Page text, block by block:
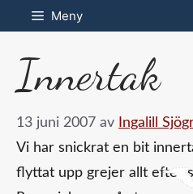
Hoppa
till
innehåll
Meny
Innertak
13 juni 2007 av
Ingalill
Vi har snickrat en bit
flyttat upp grejer allt efter